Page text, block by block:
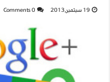
19 سبتمبر,2013 0 Comments